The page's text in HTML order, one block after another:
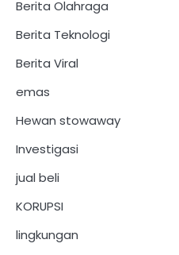
Berita Olahraga
Berita Teknologi
Berita Viral
emas
Hewan stowaway
Investigasi
jual beli
KORUPSI
lingkungan